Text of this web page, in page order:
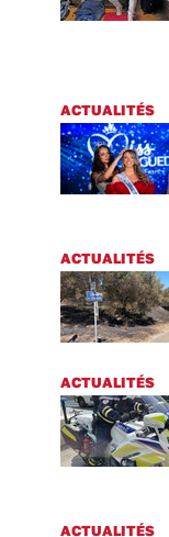
ACTUALITÉS
ACTUALITÉS
ACTUALITÉS
ACTUALITÉS